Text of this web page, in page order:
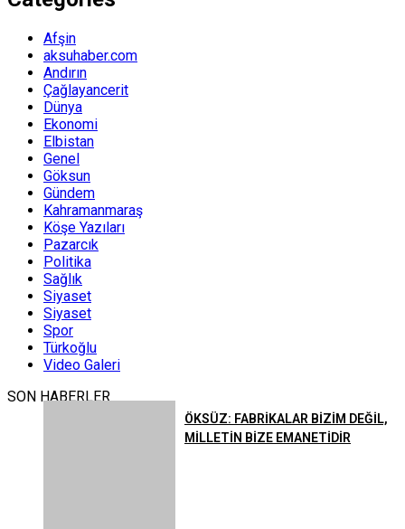
Afşin
aksuhaber.com
Andırın
Çağlayancerit
Dünya
Ekonomi
Elbistan
Genel
Göksun
Gündem
Kahramanmaraş
Köşe Yazıları
Pazarcık
Politika
Sağlık
Siyaset
Siyaset
Spor
Türkoğlu
Video Galeri
SON HABERLER
ÖKSÜZ: FABRİKALAR BİZİM DEĞİL,
MİLLETİN BİZE EMANETİDİR